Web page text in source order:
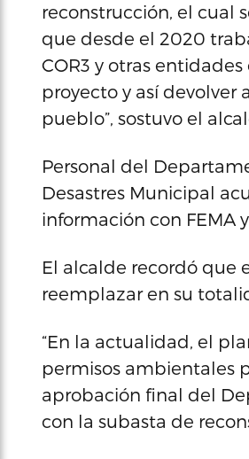
reconstrucción, el cual
que desde el 2020
COR3 y otras
proyecto y así
pueblo”, sostuvo el
Personal del
Desastres Municipal
información con FEMA
El alcalde recordó que
reemplazar en su
“En la actualidad, el
permisos ambientales
aprobación final del
con la subasta de